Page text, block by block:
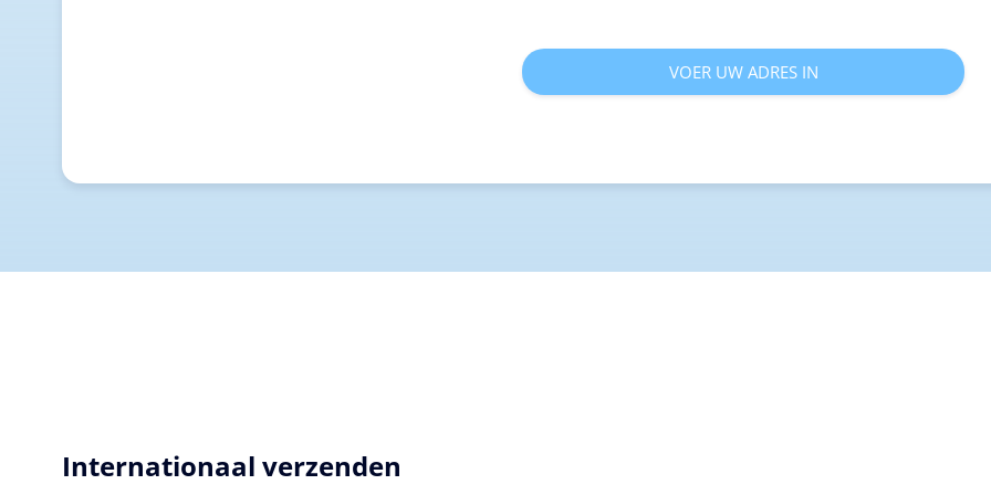
VOER UW ADRES IN
Internationaal verzenden